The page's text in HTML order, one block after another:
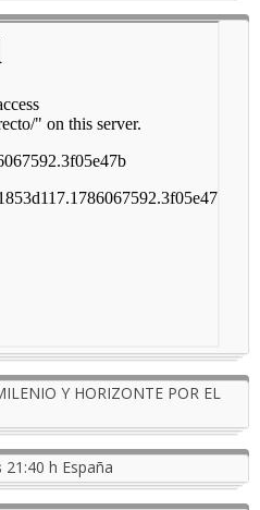
Y HORIZONTE POR EL
21:40 h España